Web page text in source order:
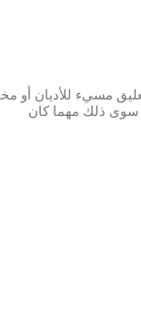
مسيء للأديان أو
سوى ذلك مهما كان